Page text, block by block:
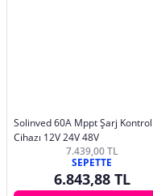
Solinved 60A Mppt Şarj Kontrol
Cihazı 12V 24V 48V
7.439,00 TL
SEPETTE
6.843,88 TL